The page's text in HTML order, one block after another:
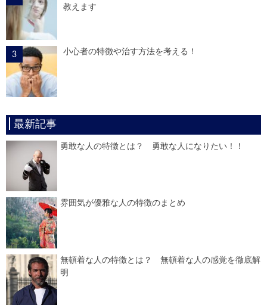
教えます
小心者の特徴や治す方法を考える！
最新記事
勇敢な人の特徴とは？ 勇敢な人になりたい！！
雰囲気が優雅な人の特徴のまとめ
無頓着な人の特徴とは？ 無頓着な人の感覚を徹底解
明